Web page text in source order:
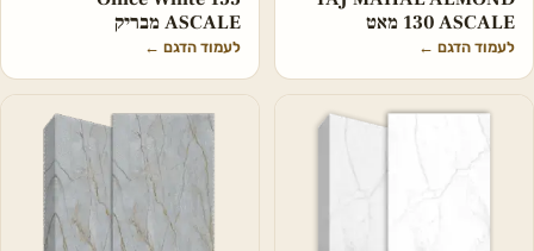
130 ASCALE מאט
לעמוד הדגם ←
ASCALE מבריק
לעמוד הדגם ←